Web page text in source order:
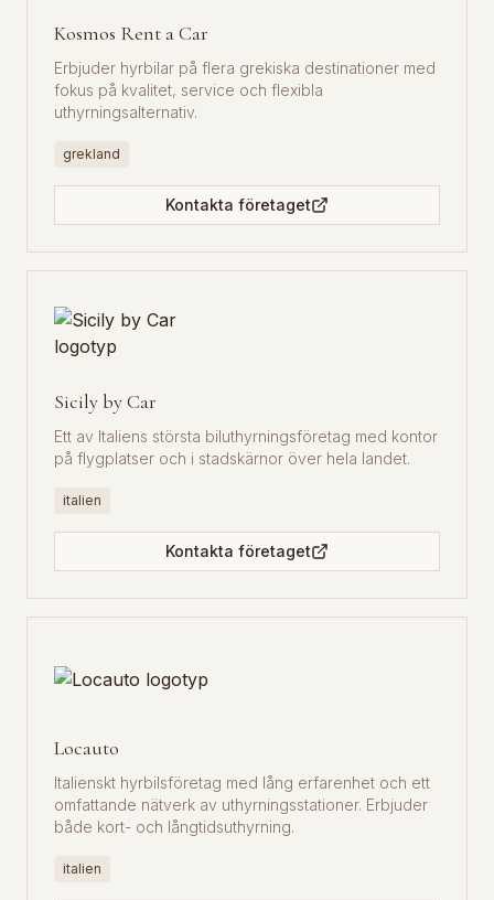
Kosmos Rent a Car
Erbjuder hyrbilar på flera grekiska destinationer med
fokus på kvalitet, service och flexibla
uthyrningsalternativ.
grekland
Kontakta företaget
Sicily by Car
Ett av Italiens största biluthyrningsföretag med kontor
på flygplatser och i stadskärnor över hela landet.
italien
Kontakta företaget
Locauto
Italienskt hyrbilsföretag med lång erfarenhet och ett
omfattande nätverk av uthyrningsstationer. Erbjuder
både kort- och långtidsuthyrning.
italien